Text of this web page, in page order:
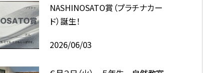
NASHINOSATO賞（プラチナカー
ド）誕生！
2026/06/03